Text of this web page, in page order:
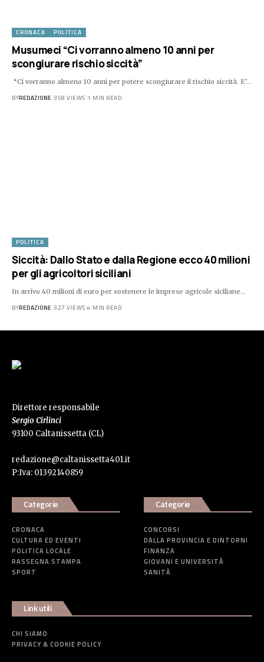
CRONACA POLITICA
Musumeci “Ci vorranno almeno 10 anni per
scongiurare rischio siccità”
“Ci vorranno almeno 10 anni per potere scongiurare il rischio siccità. E’…
BYREDAZIONE 358 VIEWS 1 MIN READ
POLITICA
Siccità: Dallo Stato e dalla Regione ecco 40 milioni
per gli agricoltori siciliani
In arrivo 40 milioni di euro per sostenere le imprese agricole siciliane…
BYREDAZIONE 327 VIEWS 4 MIN READ
Direttore responsabile
Sergio Cirlinci
93100 Caltanissetta (CL)
redazione@caltanissetta401.it
P:Iva: 01392140859
Categorie
CRONACA
CULTURA ED EVENTI
POLITICA LOCALE
RASSEGNA STAMPA
SPORT
Categorie
CONCORSI
DALLA PROVINCIA E DINTORNI
FINANZA
GIOVANI E UNIVERSITÀ
SANITÀ
Link utili
CHI SIAMO
PRIVACY & COOKIE POLICY